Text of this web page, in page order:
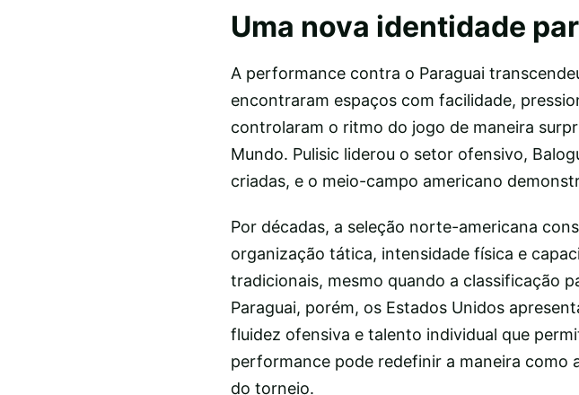
Uma nova identidade
A performance contra o Paraguai
encontraram espaços com facilidade,
controlaram o ritmo do jogo de maneira
Mundo. Pulisic liderou o setor ofensivo,
criadas, e o meio-campo americano
Por décadas, a seleção norte-americana
organização tática, intensidade física e
tradicionais, mesmo quando a classificação
Paraguai, porém, os Estados Unidos
fluidez ofensiva e talento individual que
performance pode redefinir a maneira como
do torneio.